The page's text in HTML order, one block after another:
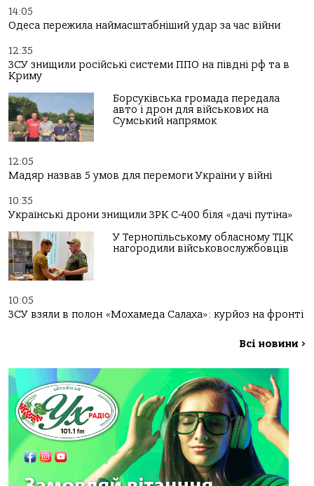
14:05
Одеса пережила наймасштабніший удар за час війни
12:35
ЗСУ знищили російські системи ППО на півдні рф та в
Криму
Борсуківська громада передала
авто і дрон для військових на
Сумський напрямок
12:05
Мадяр назвав 5 умов для перемоги України у війні
10:35
Українські дрони знищили ЗРК С-400 біля «дачі путіна»
У Тернопільському обласному ТЦК
нагородили військовослужбовців
10:05
ЗСУ взяли в полон «Мохамеда Салаха»: курйоз на фронті
Всі новини >